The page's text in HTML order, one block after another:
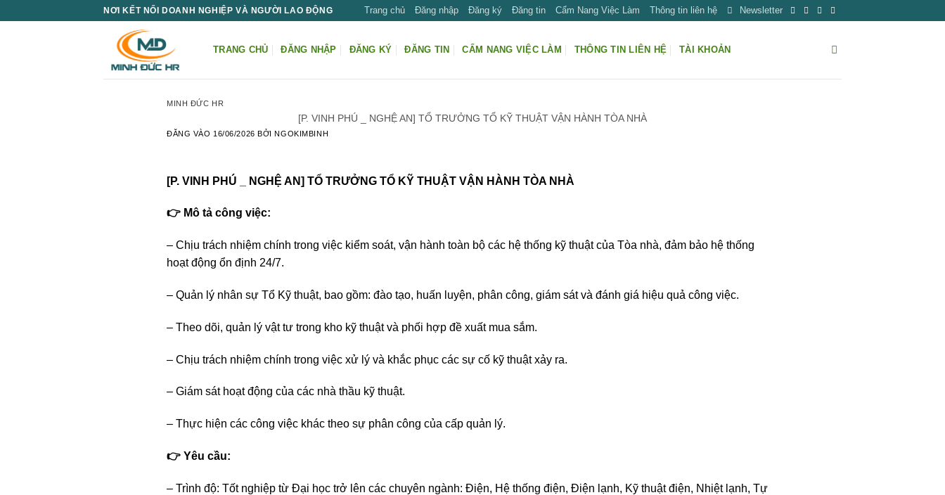
NƠI KẾT NỐI DOANH NGHIỆP VÀ NGƯỜI LAO ĐỘNG Trang chủ Đăng nhập Đăng ký Đăng tin Cẩm Nang Việc Làm Thông tin liên hệ Newsletter
TRANG CHỦ ĐĂNG NHẬP ĐĂNG KÝ ĐĂNG TIN CẨM NANG VIỆC LÀM THÔNG TIN LIÊN HỆ TÀI KHOẢN
MINH ĐỨC HR
️[P. VINH PHÚ _ NGHỆ AN] TỔ TRƯỞNG TỔ KỸ THUẬT VẬN HÀNH TÒA NHÀ
ĐĂNG VÀO 16/06/2026 BỞINGOKIMBINH
️[P. VINH PHÚ _ NGHỆ AN] TỔ TRƯỞNG TỔ KỸ THUẬT VẬN HÀNH TÒA NHÀ
👉 Mô tả công việc:
– Chịu trách nhiệm chính trong việc kiểm soát, vận hành toàn bộ các hệ thống kỹ thuật của Tòa nhà, đảm bảo hệ thống
hoạt động ổn định 24/7.
– Quản lý nhân sự Tổ Kỹ thuật, bao gồm: đào tạo, huấn luyện, phân công, giám sát và đánh giá hiệu quả công việc.
– Theo dõi, quản lý vật tư trong kho kỹ thuật và phối hợp đề xuất mua sắm.
– Chịu trách nhiệm chính trong việc xử lý và khắc phục các sự cố kỹ thuật xảy ra.
– Giám sát hoạt động của các nhà thầu kỹ thuật.
– Thực hiện các công việc khác theo sự phân công của cấp quản lý.
👉 Yêu cầu:
– Trình độ: Tốt nghiệp từ Đại học trở lên các chuyên ngành: Điện, Hệ thống điện, Điện lạnh, Kỹ thuật điện, Nhiệt lạnh, Tự